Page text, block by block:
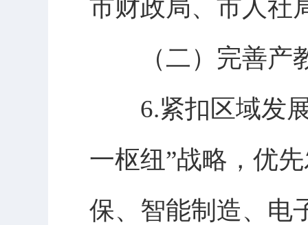
市财政局、市人社
（二）完善产
6.紧扣区域发展
一枢纽”战略，优
保、智能制造、电